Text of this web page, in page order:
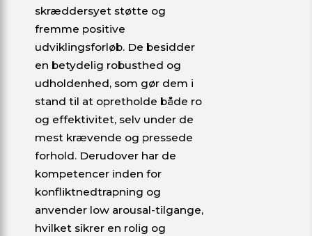
skræddersyet støtte og
fremme positive
udviklingsforløb. De besidder
en betydelig robusthed og
udholdenhed, som gør dem i
stand til at opretholde både ro
og effektivitet, selv under de
mest krævende og pressede
forhold. Derudover har de
kompetencer inden for
konfliktnedtrapning og
anvender low arousal-tilgange,
hvilket sikrer en rolig og